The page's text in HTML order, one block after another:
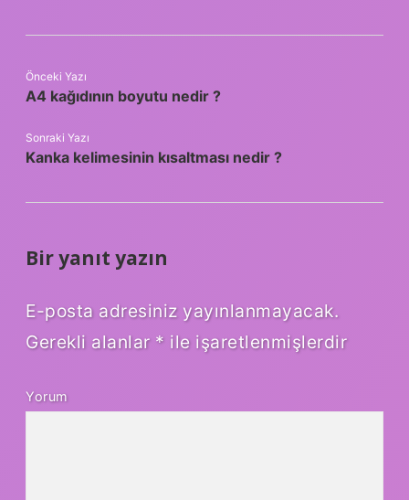
Önceki Yazı
A4 kağıdının boyutu nedir ?
Sonraki Yazı
Kanka kelimesinin kısaltması nedir ?
Bir yanıt yazın
E-posta adresiniz yayınlanmayacak.
Gerekli alanlar * ile işaretlenmişlerdir
Yorum